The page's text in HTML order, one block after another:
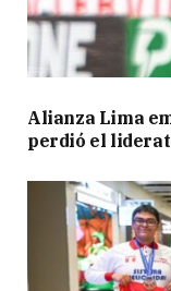
Alianza Lima
perdió el